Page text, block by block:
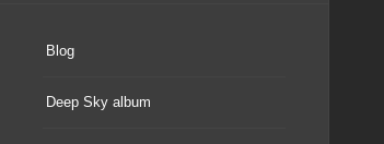
Blog
Deep Sky album